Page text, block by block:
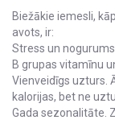
Biežākie iemesli,
avots, ir:
Stress un
B grupas vitamīnu
Vienveidīgs uzturs.
kalorijas, bet ne
Gada sezonalitāte.